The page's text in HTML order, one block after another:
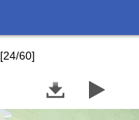
[24/60]
 